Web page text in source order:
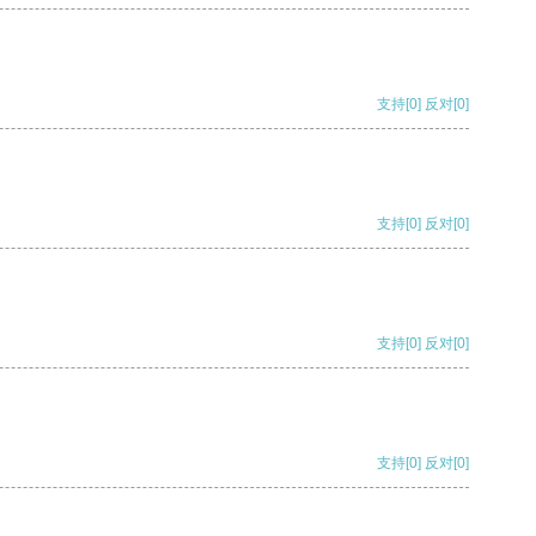
支持[0] 反对[0]
支持[0] 反对[0]
支持[0] 反对[0]
支持[0] 反对[0]